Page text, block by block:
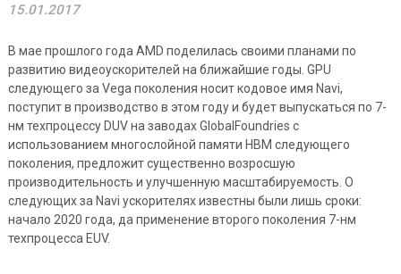
15.01.2017
В мае прошлого года AMD поделилась своими планами по
развитию видеоускорителей на ближайшие годы. GPU
следующего за Vega поколения носит кодовое имя Navi,
поступит в производство в этом году и будет выпускаться по 7-
нм техпроцессу DUV на заводах GlobalFoundries с
использованием многослойной памяти HBM следующего
поколения, предложит существенно возросшую
производительность и улучшенную масштабируемость. О
следующих за Navi ускорителях известны были лишь сроки:
начало 2020 года, да применение второго поколения 7-нм
техпроцесса EUV.